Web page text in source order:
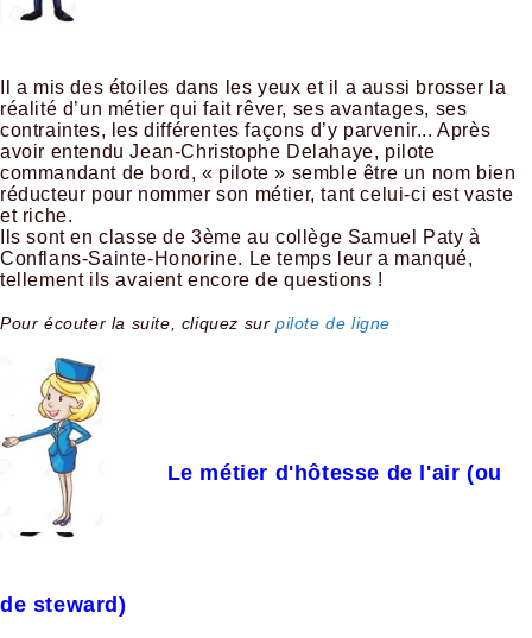
Il a mis des étoiles dans les yeux et il a aussi brosser la
réalité d’un métier qui fait rêver, ses avantages, ses
contraintes, les différentes façons d’y parvenir... Après
avoir entendu Jean-Christophe Delahaye, pilote
commandant de bord, « pilote » semble être un nom bien
réducteur pour nommer son métier, tant celui-ci est vaste
et riche.
Ils sont en classe de 3ème au collège Samuel Paty à
Conflans-Sainte-Honorine. Le temps leur a manqué,
tellement ils avaient encore de questions !
Pour écouter la suite, cliquez surpilote de ligne
Le métier d'hôtesse de l'air (ou
de steward)